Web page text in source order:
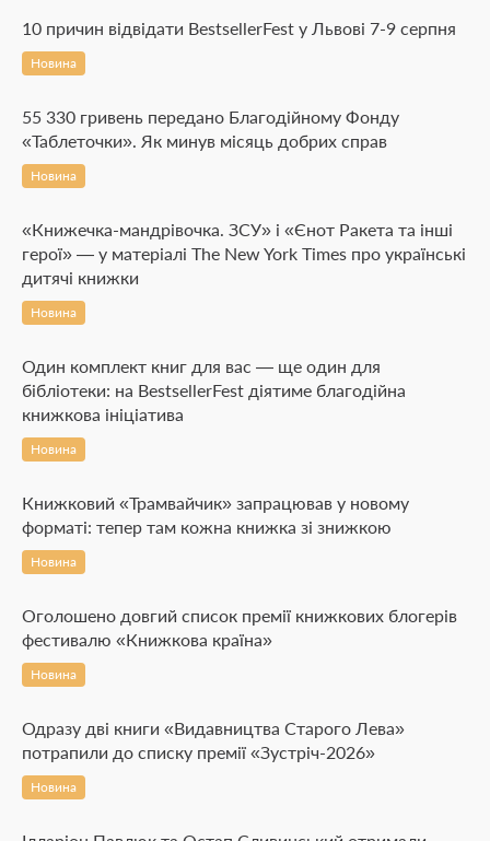
10 причин відвідати BestsellerFest у Львові 7-9 серпня
Новина
55 330 гривень передано Благодійному Фонду
«Таблеточки». Як минув місяць добрих справ
Новина
«Книжечка-мандрівочка. ЗСУ» і «Єнот Ракета та інші
герої» — у матеріалі The New York Times про українські
дитячі книжки
Новина
Один комплект книг для вас — ще один для
бібліотеки: на BestsellerFest діятиме благодійна
книжкова ініціатива
Новина
Книжковий «Трамвайчик» запрацював у новому
форматі: тепер там кожна книжка зі знижкою
Новина
Оголошено довгий список премії книжкових блогерів
фестивалю «Книжкова країна»
Новина
Одразу дві книги «Видавництва Старого Лева»
потрапили до списку премії «Зустріч-2026»
Новина